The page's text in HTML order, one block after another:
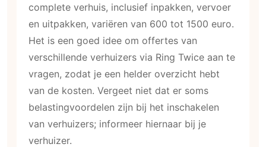
complete verhuis, inclusief inpakken, vervoer
en uitpakken, variëren van 600 tot 1500 euro.
Het is een goed idee om offertes van
verschillende verhuizers via Ring Twice aan te
vragen, zodat je een helder overzicht hebt
van de kosten. Vergeet niet dat er soms
belastingvoordelen zijn bij het inschakelen
van verhuizers; informeer hiernaar bij je
verhuizer.